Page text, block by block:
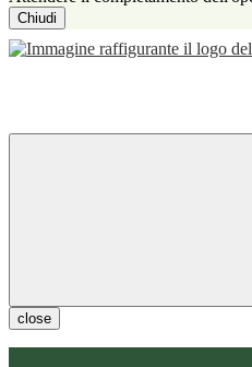
Chiudi
close